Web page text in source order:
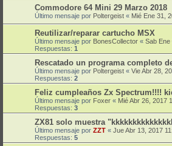
Commodore 64 Mini 29 Marzo 2018
Último mensaje por Poltergeist « Mié Ene 31,
Reutilizar/reparar cartucho MSX
Último mensaje por BonesCollector « Sab Ene
Respuestas: 1
Rescatado un programa completo
Último mensaje por Poltergeist « Vie Abr 28,
Respuestas: 2
Feliz cumpleaños Zx Spectrum!!!!
Último mensaje por Foxer « Mié Abr 26, 2017
Respuestas: 3
ZX81 solo muestra
Último mensaje por ZZT « Jue Abr 13, 2017
Respuestas: 5